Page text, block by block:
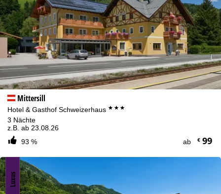
Mittersill
Hotel & Gasthof Schweizerhaus ***
3 Nächte
z.B. ab 23.08.26
93 %
ab €99
Luxus